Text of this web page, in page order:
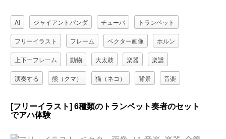
AI ジャイアントパンダ チューバ トランペット
フリーイラスト フレーム ベクター画像 ホルン
上下ーフレーム 動物 大太鼓 楽器 楽譜
演奏する 熊（クマ） 猫（ネコ） 背景 音楽
[フリーイラスト] 6種類のトランペット奏者のセット
でアハ体験